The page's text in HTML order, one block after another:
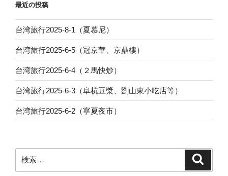
ン
最近の投稿
台湾旅行2025-8-1（夏慕尼）
台湾旅行2025-6-5（冠京華、京鼎樓）
台湾旅行2025-6-4（２馬快炒）
台湾旅行2025-6-3（阜杭豆漿、劉山東小吃店等）
台湾旅行2025-6-2（寧夏夜市）
索: